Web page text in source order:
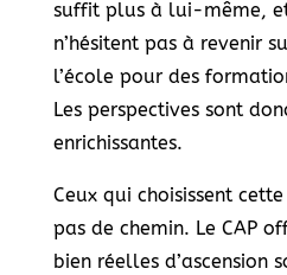
suffit plus à lui-même,
n’hésitent pas à revenir
l’école pour des
Les perspectives sont
enrichissantes.
Ceux qui choisissent
pas de chemin. Le CAP
bien réelles d’ascension